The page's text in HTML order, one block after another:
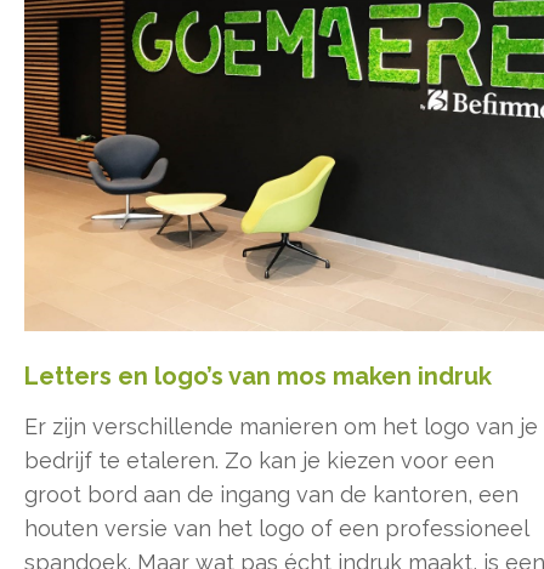
Letters en logo’s van mos maken indruk
Er zijn verschillende manieren om het logo van je
bedrijf te etaleren. Zo kan je kiezen voor een
groot bord aan de ingang van de kantoren, een
houten versie van het logo of een professioneel
spandoek. Maar wat pas écht indruk maakt, is een